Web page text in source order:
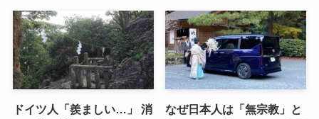
ドイツ人「羨ましい…」 消
なぜ日本人は「無宗教」と